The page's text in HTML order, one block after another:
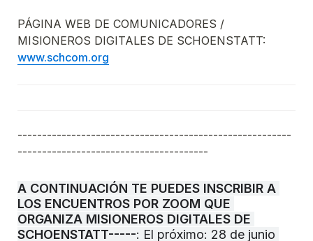
PÁGINA WEB DE COMUNICADORES /
www.schcom.org
--------------------------------------------------------
---------------------------------------
A CONTINUACIÓN TE PUEDES INSCRIBIR A
LOS ENCUENTROS POR ZOOM QUE
ORGANIZA MISIONEROS DIGITALES DE
SCHOENSTATT-----: El próximo: 28 de junio